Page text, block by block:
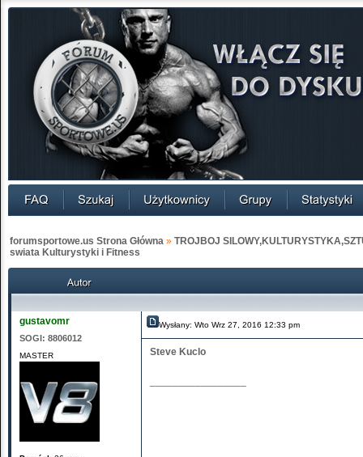
forumsportowe.us Strona Główna » TROJBOJ
swiata Kulturystyki i Fitness
gustavomr
SOGI: 8806012
MASTER
Wysłany: Wto Wrz 27, 2016 12:33 pm
Steve Kuclo